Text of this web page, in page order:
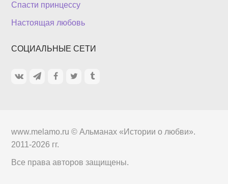
Спасти принцессу
Настоящая любовь
СОЦИАЛЬНЫЕ СЕТИ
www.melamo.ru ©Альманах «Истории о любви».
2011-2026 гг.
Все права авторов защищены.